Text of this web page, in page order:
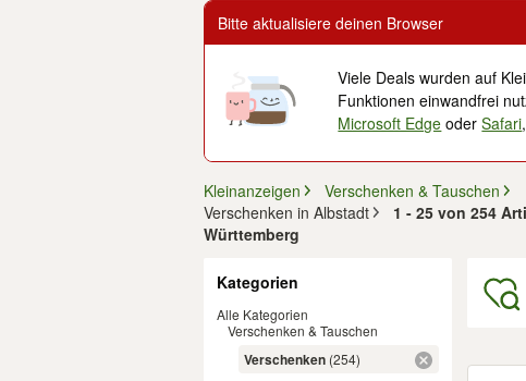
Bitte aktualisiere deinen Browser
Viele Deals wurden auf
Funktionen einwandfrei
Microsoft Edge oderSafari
Kleinanzeigen
Verschenken & Tauschen
Verschenken in Albstadt
1 - 25 von 254
Württemberg
Kategorien
Alle Kategorien
Verschenken & Tauschen
Verschenken (254)